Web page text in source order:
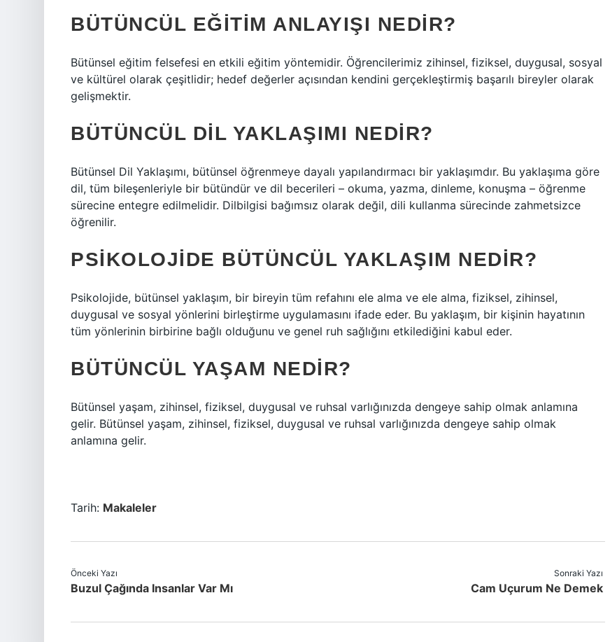
BÜTÜNCÜL EĞITIM ANLAYIŞI NEDIR?
Bütünsel eğitim felsefesi en etkili eğitim yöntemidir. Öğrencilerimiz zihinsel, fiziksel, duygusal, sosyal
ve kültürel olarak çeşitlidir; hedef değerler açısından kendini gerçekleştirmiş başarılı bireyler olarak
gelişmektir.
BÜTÜNCÜL DIL YAKLAŞIMI NEDIR?
Bütünsel Dil Yaklaşımı, bütünsel öğrenmeye dayalı yapılandırmacı bir yaklaşımdır. Bu yaklaşıma göre
dil, tüm bileşenleriyle bir bütündür ve dil becerileri – okuma, yazma, dinleme, konuşma – öğrenme
sürecine entegre edilmelidir. Dilbilgisi bağımsız olarak değil, dili kullanma sürecinde zahmetsizce
öğrenilir.
PSIKOLOJIDE BÜTÜNCÜL YAKLAŞIM NEDIR?
Psikolojide, bütünsel yaklaşım, bir bireyin tüm refahını ele alma ve ele alma, fiziksel, zihinsel,
duygusal ve sosyal yönlerini birleştirme uygulamasını ifade eder. Bu yaklaşım, bir kişinin hayatının
tüm yönlerinin birbirine bağlı olduğunu ve genel ruh sağlığını etkilediğini kabul eder.
BÜTÜNCÜL YAŞAM NEDIR?
Bütünsel yaşam, zihinsel, fiziksel, duygusal ve ruhsal varlığınızda dengeye sahip olmak anlamına
gelir. Bütünsel yaşam, zihinsel, fiziksel, duygusal ve ruhsal varlığınızda dengeye sahip olmak
anlamına gelir.
Tarih: Makaleler
Önceki Yazı
Buzul Çağında Insanlar Var Mı
Sonraki Yazı
Cam Uçurum Ne Demek